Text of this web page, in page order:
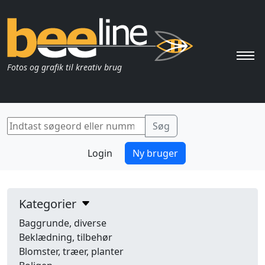
Fotos og grafik til kreativ brug
Login Ny bruger
Kategorier
Baggrunde, diverse
Beklædning, tilbehør
Blomster, træer, planter